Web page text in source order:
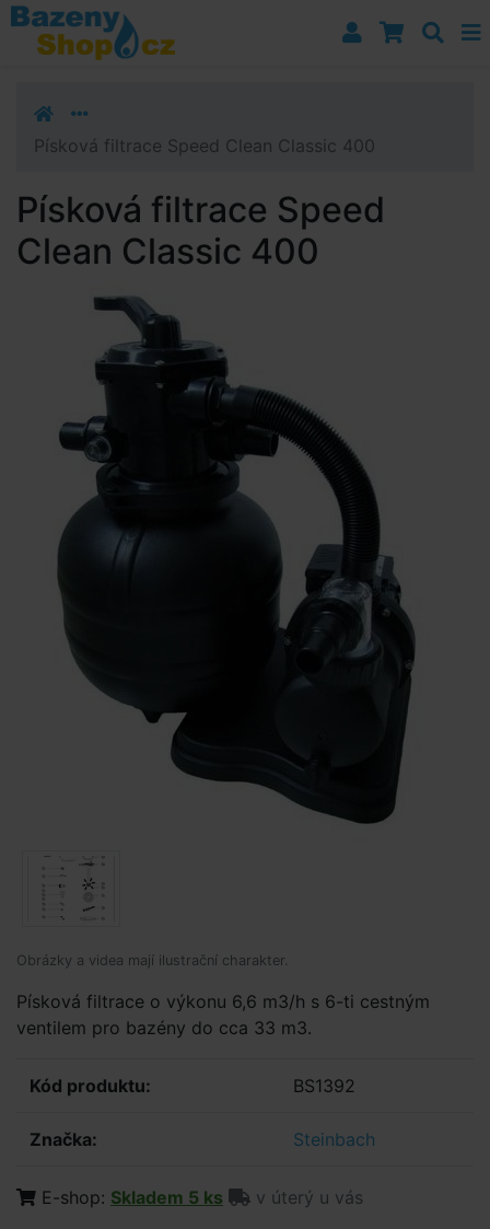
Přejít k navigaci
Přejít na obsah
Přejít k postrannímu sloupci
Písková filtrace Speed Clean Classic 400
Písková filtrace Speed
Clean Classic 400
Obrázky a videa mají ilustrační charakter.
Písková filtrace o výkonu 6,6 m3/h s 6-ti cestným
ventilem pro bazény do cca 33 m3.
Kód produktu: BS1392
Značka: Steinbach
E-shop: Skladem 5 ks
v úterý u vás